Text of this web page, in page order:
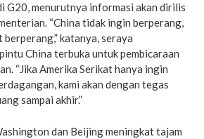
G20, menurutnya informasi akan dirilis
“China tidak ingin berperang,
katanya, seraya
China terbuka untuk pembicaraan
“Jika Amerika Serikat hanya ingin
kami akan dengan tegas
sampai akhir.”
dan Beijing meningkat tajam